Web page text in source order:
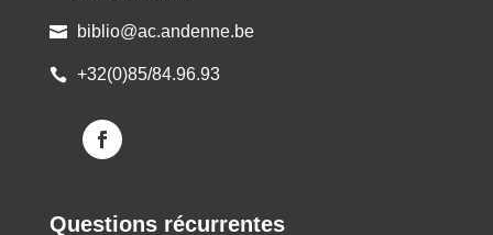
 biblio@ac.andenne.be
 +32(0)85/84.96.93
Questions récurrentes